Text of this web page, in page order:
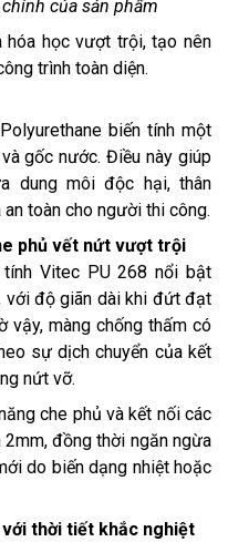
của sản phẩm
hóa học vượt trội, tạo nên
trình toàn diện.
biến tính một
gốc nước. Điều này giúp
dung môi độc hại, thân
toàn cho người thi công.
phủ vết nứt vượt trội
Vitec PU 268 nổi bật
với độ giãn dài khi đứt đạt
vậy, màng chống thấm có
sự dịch chuyển của kết
nứt vỡ.
che phủ và kết nối các
đồng thời ngăn ngừa
do biến dạng nhiệt hoặc
với thời tiết khắc nghiệt